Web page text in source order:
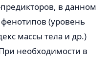
в данном
(уровень
массы тела и др.)
необходимости в